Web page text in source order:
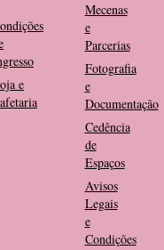
e
Mecenas
e
Parcerias
Fotografia
e
Documentação
Cedência
de
Espaços
Avisos
Legais
e
Condições